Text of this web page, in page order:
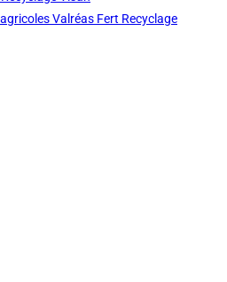
Valréas Fert Recyclage